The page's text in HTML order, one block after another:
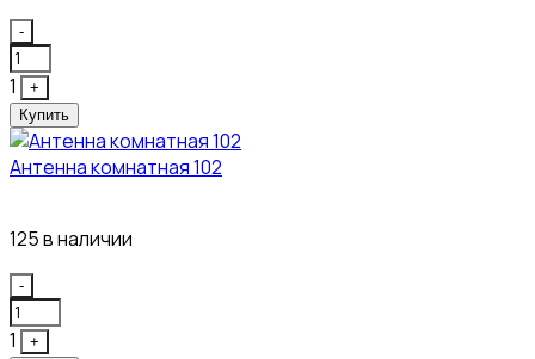
Quantity
-
1
+
Купить
Антенна комнатная 102
125 в наличии
Quantity
-
1
+